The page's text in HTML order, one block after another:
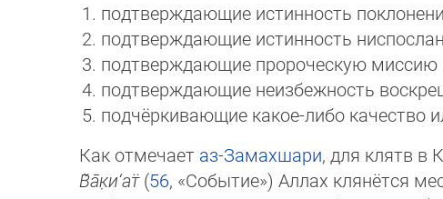
подтверждающие истинность
подтверждающие истинность
подтверждающие пророческую
подтверждающие неизбежность
подчёркивающие какое-либо качество
Как отмечает аз-Замахшари, для клятв в
В̌а̄­к̣и­‘ат̈(56, «Со­бы­тие») Аллах клянётся